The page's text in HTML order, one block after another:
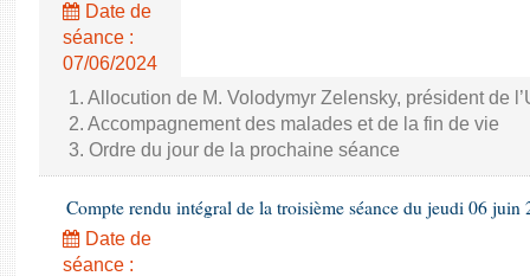
Date de
séance :
07/06/2024
1. Allocution de M. Volodymyr Zelensky, président de
2. Accompagnement des malades et de la fin de vie
3. Ordre du jour de la prochaine séance
Compte rendu intégral de la troisième séance du jeudi 06 juin
Date de
séance :